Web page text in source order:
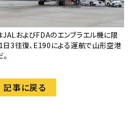
およびFDAのエンブラエル機に限
日3往復、E190による運航で山形空港
記事に戻る